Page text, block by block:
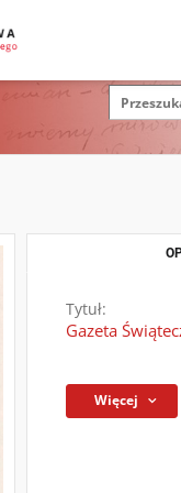
Tytuł:
Gazeta
Więcej